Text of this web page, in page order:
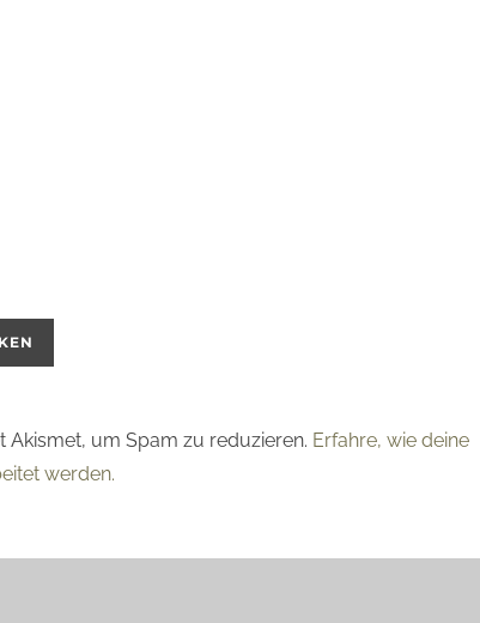
Akismet, um Spam zu reduzieren. Erfahre, wie deine
werden.